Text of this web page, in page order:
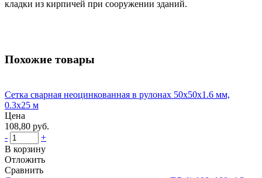
кладки из кирпичей при сооружении зданий.
Похожие товары
Сетка сварная неоцинкованная в рулонах 50x50x1.6 мм,
0.3x25 м
Цена
108,80 руб.
-
+
В корзину
Отложить
Сравнить